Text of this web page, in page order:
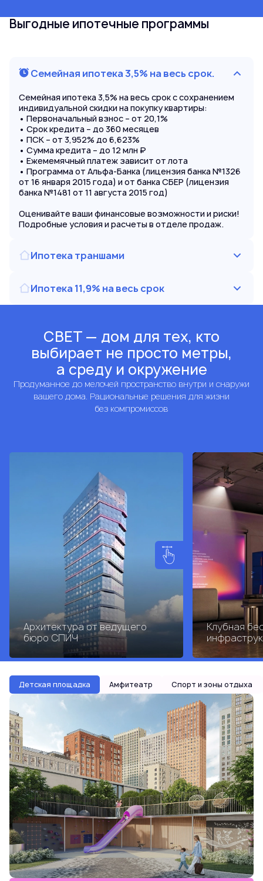
Выгодные ипотечные программы
Семейная ипотека 3,5% на весь срок.
Семейная ипотека 3,5% на весь срок с сохранением
индивидуальной скидки на покупку квартиры:
• Первоначальный взнос – от 20,1%
• Срок кредита – до 360 месяцев
• ПСК – от 3,952% до 6,623%
• Сумма кредита – до 12 млн ₽
• Ежемемячный платеж зависит от лота
• Программа от Альфа-Банка (лицензия банка №1326
от 16 января 2015 года) и от банка СБЕР (лицензия
банка №1481 от 11 августа 2015 год)
Оценивайте ваши финансовые возможности и риски!
Подробные условия и расчеты в отделе продаж.
Ипотека траншами
Ипотека 11,9% на весь срок
СВЕТ — дом для тех, кто
выбирает не просто метры,
а среду и окружение
Продуманное до мелочей пространство внутри и снаружи
вашего дома. Рациональные решения для жизни
без компромиссов
Архитектура от ведущего
бюро СПИЧ
Клубная
Детская площадка Амфитеатр Спорт и зоны отдыха